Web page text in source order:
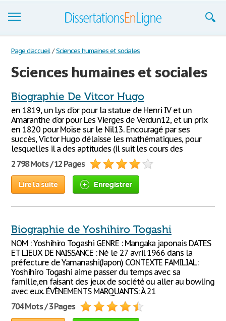
Dissertations
S'inscrire
Se connecter
Contactez-nous
Page d'accueil / Sciences humaines et sociales
Sciences humaines et sociales
Biographie De Vitcor Hugo
en 1819, un Lys d'or pour la statue de Henri IV et un
Amaranthe d'or pour Les Vierges de Verdun12, et un prix
en 1820 pour Moïse sur le Nil13. Encouragé par ses
succès, Victor Hugo délaisse les mathématiques, pour
lesquelles il a des aptitudes (il suit les cours des
2 798 Mots / 12 Pages
Lire la suite Enregistrer
Biographie de Yoshihiro Togashi
NOM : Yoshihiro Togashi GENRE : Mangaka japonais DATES
ET LIEUX DE NAISSANCE : Né le 27 avril 1966 dans la
préfecture de Yamanashi(Japon) CONTEXTE FAMILIAL:
Yoshihiro Togashi aime passer du temps avec sa
famille,en faisant des jeux de société ou aller au bowling
avec eux. ÉVÈNEMENTS MARQUANTS: À 21
704 Mots / 3 Pages